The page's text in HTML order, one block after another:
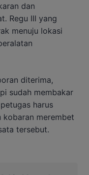
dan
Regu III yang
menuju lokasi
diterima,
sudah membakar
harus
kobaran merembet
tersebut.